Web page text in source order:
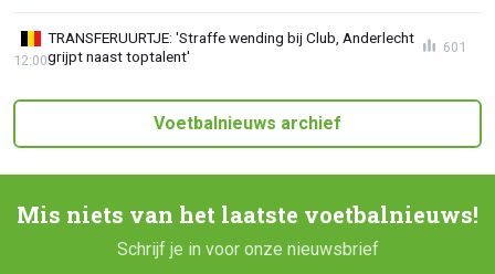
TRANSFERUURTJE: 'Straffe wending bij Club, Anderlecht
grijpt naast toptalent'
12:00
601
Voetbalnieuws archief
Mis niets van het laatste voetbalnieuws!
Schrijf je in voor onze nieuwsbrief